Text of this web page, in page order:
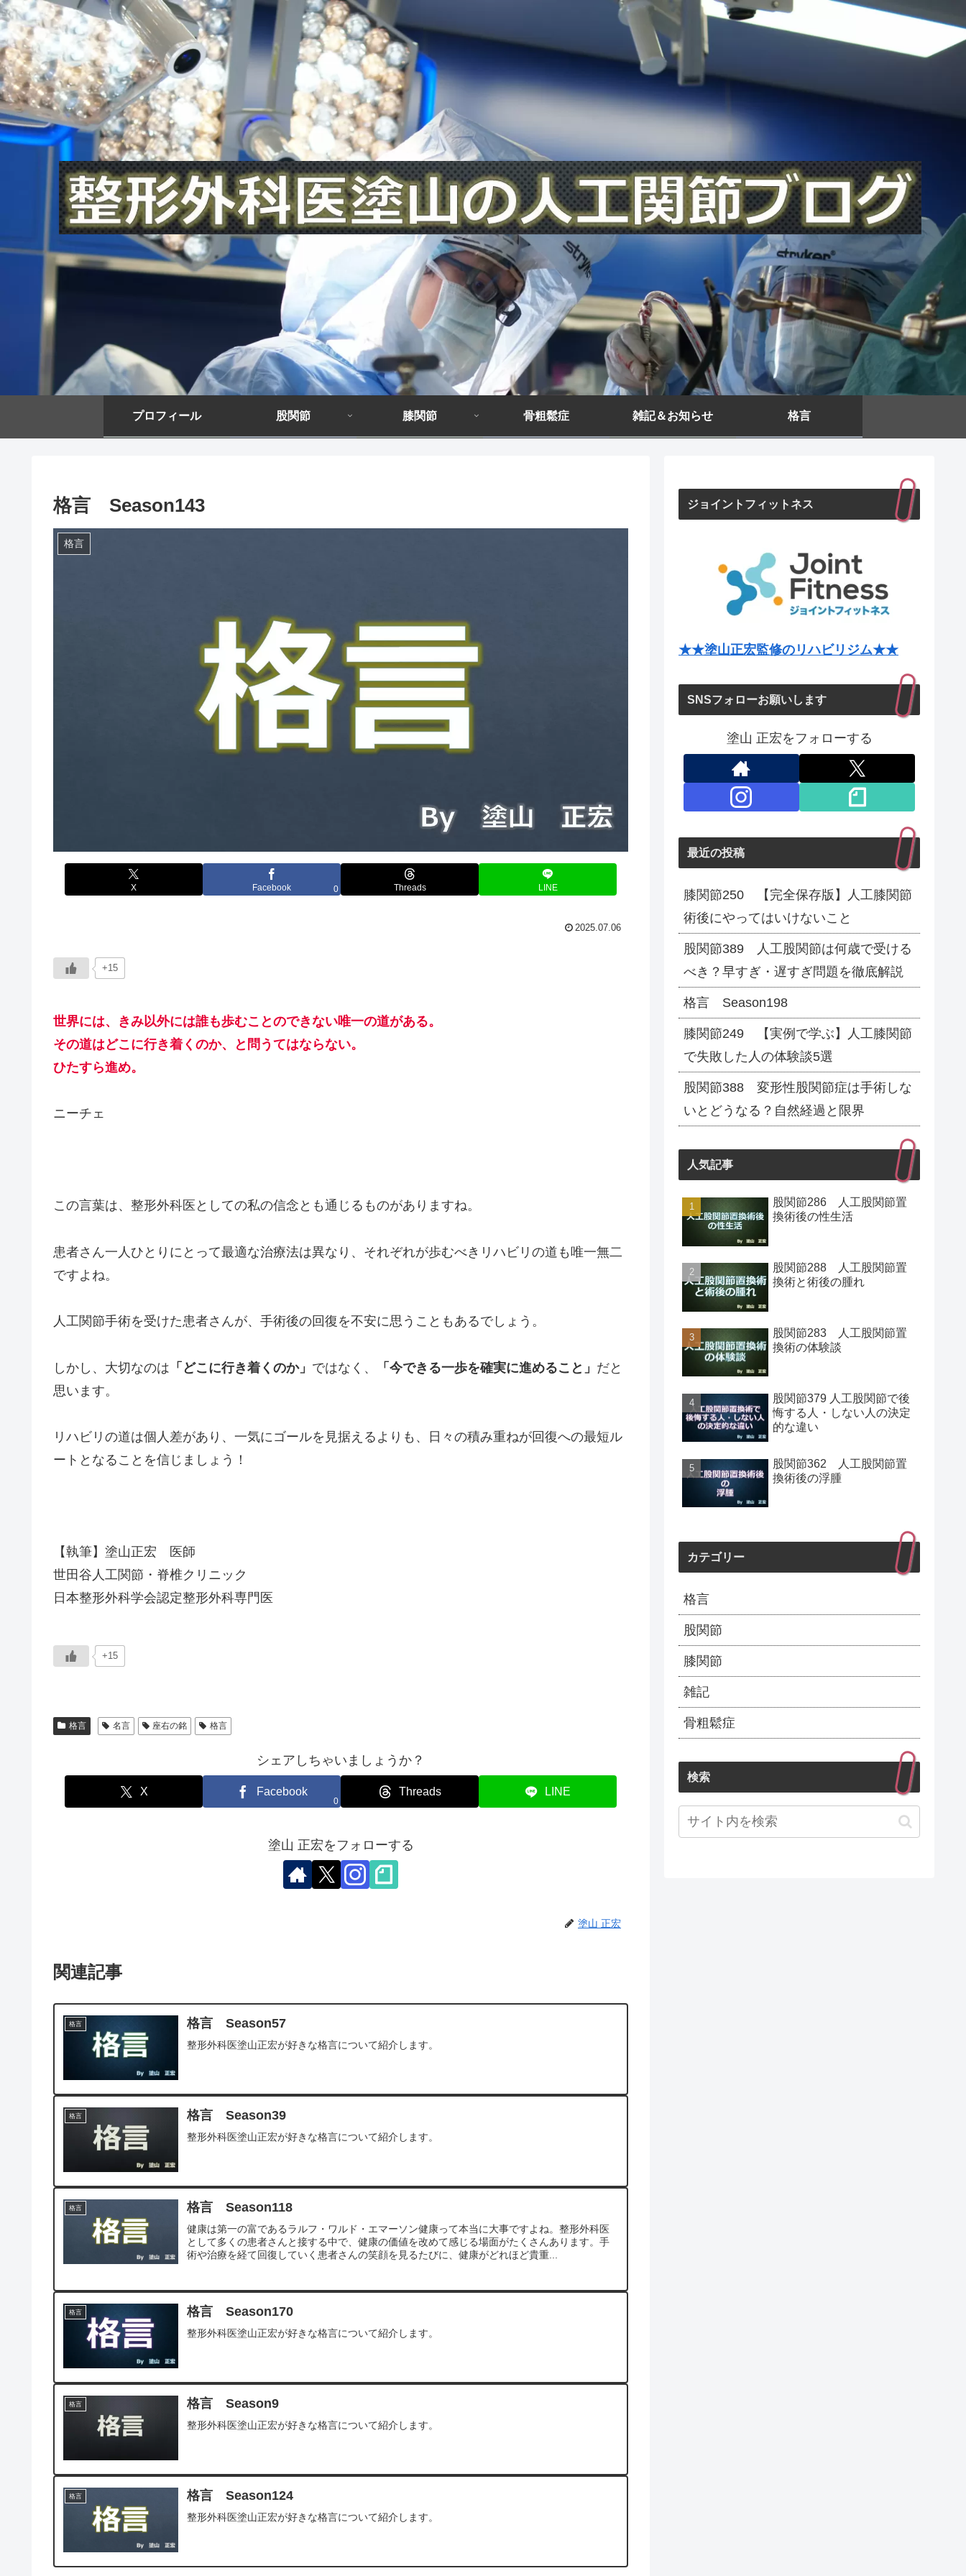
プロフィール 股関節 膝関節 骨粗鬆症 雑記＆お知らせ 格言
格言 Season143
格言
X Facebook 0 Threads LINE
2025.07.06
+15
世界には、きみ以外には誰も歩むことのできない唯一の道がある。
その道はどこに行き着くのか、と問うてはならない。
ひたすら進め。
ニーチェ
この言葉は、整形外科医としての私の信念とも通じるものがありますね。
患者さん一人ひとりにとって最適な治療法は異なり、それぞれが歩むべきリハビリの道も唯一無二
ですよね。
人工関節手術を受けた患者さんが、手術後の回復を不安に思うこともあるでしょう。
しかし、大切なのは 「どこに行き着くのか」 ではなく、 「今できる一歩を確実に進めること」 だと
思います。
リハビリの道は個人差があり、一気にゴールを見据えるよりも、日々の積み重ねが回復への最短ル
ートとなることを信じましょう！
【執筆】塗山正宏 医師
世田谷人工関節・脊椎クリニック
日本整形外科学会認定整形外科専門医
+15
格言 名言 座右の銘 格言
シェアしちゃいましょうか？
X Facebook
0
Threads LINE
塗山 正宏をフォローする
塗山 正宏
関連記事
格言 格言 Season57
整形外科医塗山正宏が好きな格言について紹介します。
格言 格言 Season39
整形外科医塗山正宏が好きな格言について紹介します。
格言 格言 Season118
健康は第一の富であるラルフ・ワルド・エマーソン健康って本当に大事ですよね。整形外科医
として多くの患者さんと接する中で、健康の価値を改めて感じる場面がたくさんあります。手
術や治療を経て回復していく患者さんの笑顔を見るたびに、健康がどれほど貴重...
格言 格言 Season170
整形外科医塗山正宏が好きな格言について紹介します。
格言 格言 Season9
整形外科医塗山正宏が好きな格言について紹介します。
格言 格言 Season124
整形外科医塗山正宏が好きな格言について紹介します。
ジョイントフィットネス
★★塗山正宏監修のリハビリジム★★
SNSフォローお願いします
塗山 正宏をフォローする
最近の投稿
膝関節250 【完全保存版】人工膝関節
術後にやってはいけないこと
股関節389 人工股関節は何歳で受ける
べき？早すぎ・遅すぎ問題を徹底解説
格言 Season198
膝関節249 【実例で学ぶ】人工膝関節
で失敗した人の体験談5選
股関節388 変形性股関節症は手術しな
いとどうなる？自然経過と限界
人気記事
股関節286 人工股関節置
換術後の性生活
股関節288 人工股関節置
換術と術後の腫れ
股関節283 人工股関節置
換術の体験談
股関節379 人工股関節で後
悔する人・しない人の決定
的な違い
股関節362 人工股関節置
換術後の浮腫
カテゴリー
格言
股関節
膝関節
雑記
骨粗鬆症
検索